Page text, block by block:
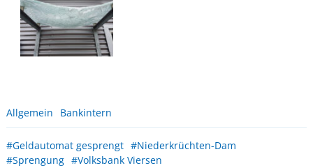
Allgemein Bankintern
#Geldautomat gesprengt #Niederkrüchten-Dam
#Sprengung #Volksbank Viersen